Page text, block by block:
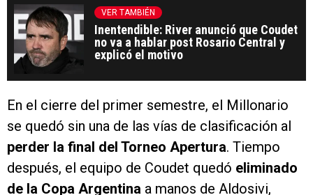
VER TAMBIÉN
Inentendible: River anunció que Coudet
no va a hablar post Rosario Central y
explicó el motivo
En el cierre del primer semestre, el Millonario
se quedó sin una de las vías de clasificación al
perder la final del Torneo Apertura. Tiempo
después, el equipo de Coudet quedó eliminado
de la Copa Argentina a manos de Aldosivi,